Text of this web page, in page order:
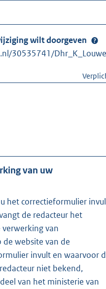
wilt doorgeven
30535741/
van uw
het correctieformulier
de redacteur het
van
de website van de
invult en waarvoor
van het ministerie van